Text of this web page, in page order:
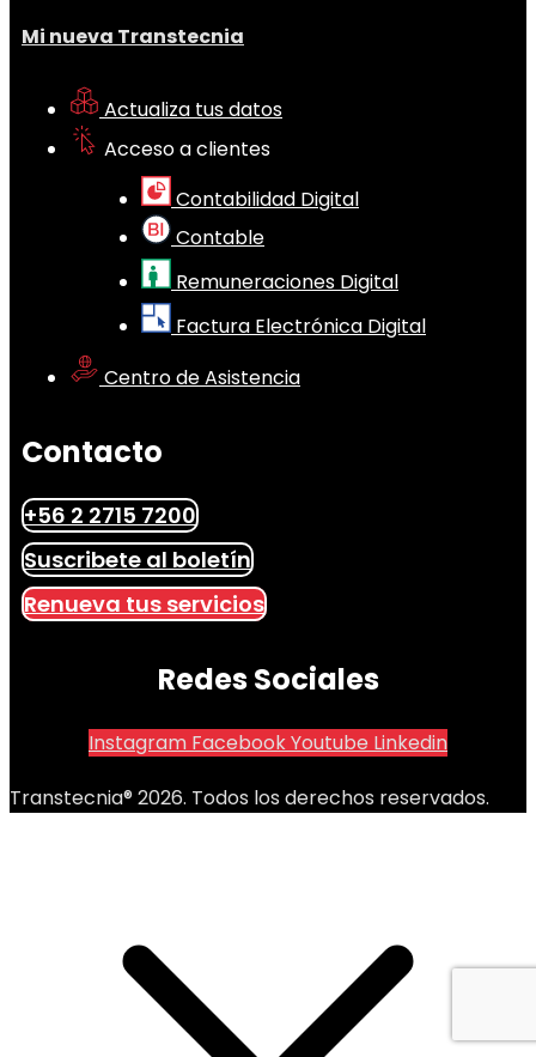
Mi nueva Transtecnia
Actualiza tus datos
Acceso a clientes
Contabilidad Digital
Contable
Remuneraciones Digital
Factura Electrónica Digital
Centro de Asistencia
Contacto
+56 2 2715 7200
Suscribete al boletín
Renueva tus servicios
Redes Sociales
Instagram FacebookYoutube Linkedin
Transtecnia® 2026. Todos los derechos reservados.